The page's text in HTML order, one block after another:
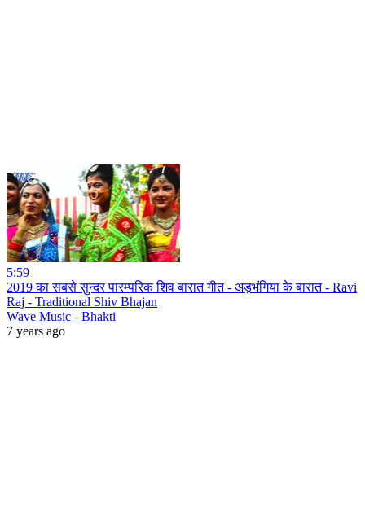
5:59
2019 का सबसे सुन्दर पारम्परिक शिव बारात गीत - अड़भंगिया के बारात - Ravi
Raj - Traditional Shiv Bhajan
Wave Music - Bhakti
7 years ago